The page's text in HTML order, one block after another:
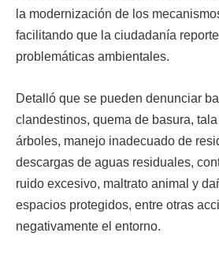
la modernización de los
facilitando que la ciudadanía
problemáticas ambientales.
Detalló que se pueden denunciar
clandestinos, quema de basura,
árboles, manejo inadecuado de
descargas de aguas residuales,
ruido excesivo, maltrato animal y
espacios protegidos, entre otras
negativamente el entorno.